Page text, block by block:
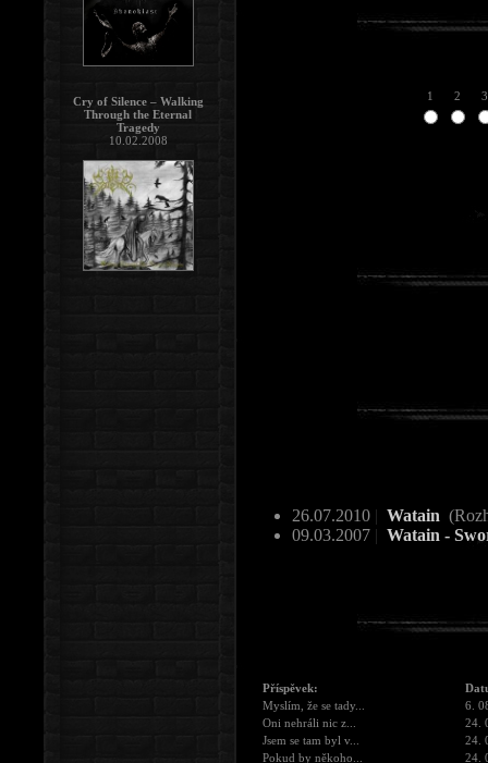
1 2 3
26.07.2010 | Watain
09.03.2007 | Watain -
Příspěvek:
Myslím, že se tady...
6.
Oni nehráli nic z...
24.
Jsem se tam byl v...
24.
Pokud by někoho...
24.
Cry of Silence – Walking
Through the Eternal
Tragedy
10.02.2008